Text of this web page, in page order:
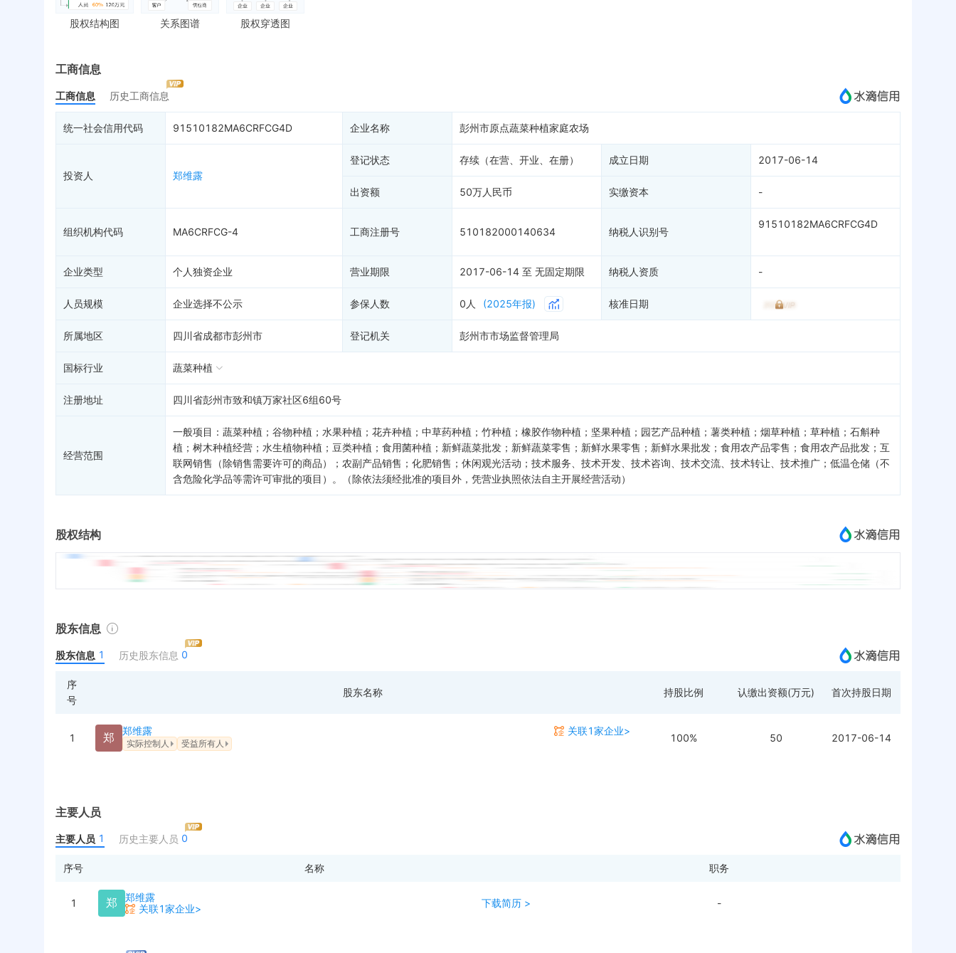
对外投资
控制企业
最终受益人
企业年报
工商自主公示
财务数据
送达公告
被执行人
终本案件
询价评估
司法协助
注销备案
信用评价
进出口信用
债券信息
地块公示
客户
成为vip查看
股权结构图 关系图谱 股权穿透图
工商信息
工商信息 历史工商信息
统一社会信用代码 91510182MA6CRFCG4D 企业名称 彭州市原点蔬菜种植家庭农场
投资人 郑维露
登记状态 存续（在营、开业、在册） 成立日期 2017-06-14
出资额 50万人民币 实缴资本 -
组织机构代码 MA6CRFCG-4 工商注册号 510182000140634 纳税人识别号
91510182MA6CRFCG4D
企业类型 个人独资企业 营业期限 2017-06-14 至 无固定期限 纳税人资质 -
人员规模 企业选择不公示 参保人数 0人 (2025年报) 核准日期
所属地区 四川省成都市彭州市 登记机关 彭州市市场监督管理局
国标行业 蔬菜种植
注册地址 四川省彭州市致和镇万家社区6组60号
经营范围
一般项目：蔬菜种植；谷物种植；水果种植；花卉种植；中草药种植；竹种植；橡胶作物种植；坚果种植；园艺产品种植；薯类种植；烟草种植；草种植；石斛种
植；树木种植经营；水生植物种植；豆类种植；食用菌种植；新鲜蔬菜批发；新鲜蔬菜零售；新鲜水果零售；新鲜水果批发；食用农产品零售；食用农产品批发；互
联网销售（除销售需要许可的商品）；农副产品销售；化肥销售；休闲观光活动；技术服务、技术开发、技术咨询、技术交流、技术转让、技术推广；低温仓储（不
含危险化学品等需许可审批的项目）。（除依法须经批准的项目外，凭营业执照依法自主开展经营活动）
股权结构
股东信息
股东信息 1 历史股东信息 0
序
号
股东名称 持股比例 认缴出资额(万元) 首次持股日期
1 郑
郑维露 关联1家企业>
实际控制人 受益所有人 100% 50 2017-06-14
主要人员
主要人员 1 历史主要人员 0
序号 名称 职务
1 郑
郑维露
关联1家企业>
下载简历 > -